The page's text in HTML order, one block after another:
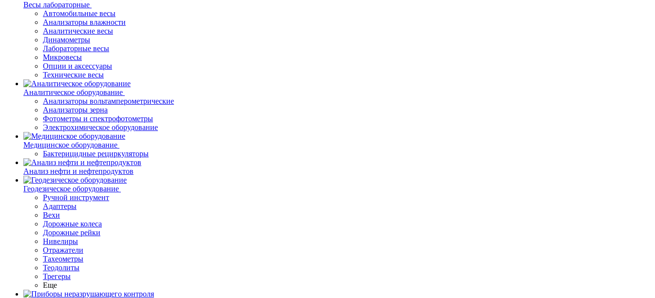
Весы лабораторные
Автомобильные весы
Анализаторы влажности
Аналитические весы
Динамометры
Лабораторные весы
Микровесы
Опции и аксессуары
Технические весы
Аналитическое оборудование
Анализаторы вольтамперометрические
Анализаторы зерна
Фотометры и спектрофотометры
Электрохимическое оборудование
Медицинское оборудование
Бактерицидные рециркуляторы
Анализ нефти и нефтепродуктов
Геодезическое оборудование
Ручной инструмент
Адаптеры
Вехи
Дорожные колеса
Дорожные рейки
Нивелиры
Отражатели
Тахеометры
Теодолиты
Трегеры
Еще